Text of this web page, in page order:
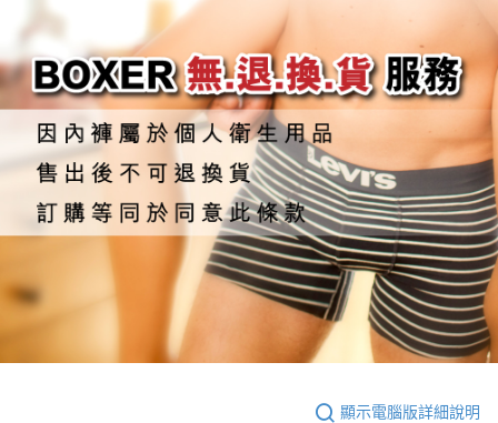
顯示電腦版詳細說明